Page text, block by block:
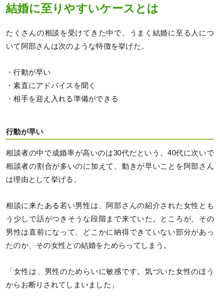
結婚に至りやすいケースとは
たくさんの相談を受けてきた中で、うまく結婚に至る人につ
いて阿部さんは次のような特徴を挙げた。
・行動が早い
・素直にアドバイスを聞く
・相手を迎え入れる準備ができる
行動が早い
相談者の中で成婚率が高いのは30代だという。40代に次いで
相談者の割合が多いのに加えて、動きが早いことを阿部さん
は理由として挙げる。
相談に来たある若い男性は、阿部さんの紹介された女性とも
う少しで話がつきそうな段階まで来ていた。ところが、その
男性は直前になって、どこかに納得できていない部分があっ
たのか、その女性との結婚をためらってしまう。
「女性は、男性のためらいに敏感です。気づいた女性のほう
からお断りされてしまいました」